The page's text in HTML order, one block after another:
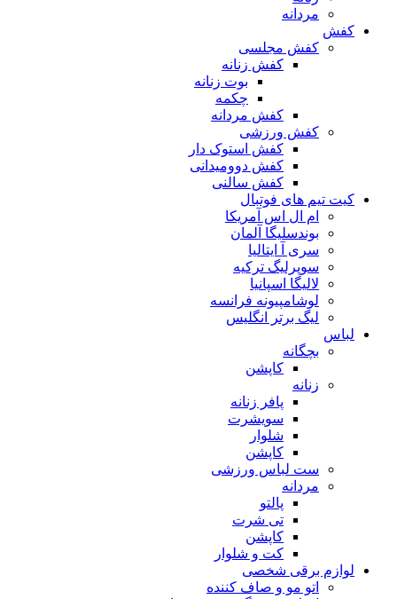
مردانه
کفش
کفش مجلسی
کفش زنانه
بوت زنانه
چکمه
کفش مردانه
کفش ورزشی
کفش استوک دار
کفش دوومیدانی
کفش سالنی
کیت تیم های فوتبال
ام ال اس آمریکا
بوندسلیگا آلمان
سری آ ایتالیا
سوپرلیگ ترکیه
لالیگا اسپانیا
لوشامپیونه فرانسه
لیگ برتر انگلیس
لباس
بچگانه
کاپشن
زنانه
پافر زنانه
سویشرت
شلوار
کاپشن
ست لباس ورزشی
مردانه
پالتو
تی شرت
کاپشن
کت و شلوار
لوازم برقی شخصی
اتو مو و صاف کننده